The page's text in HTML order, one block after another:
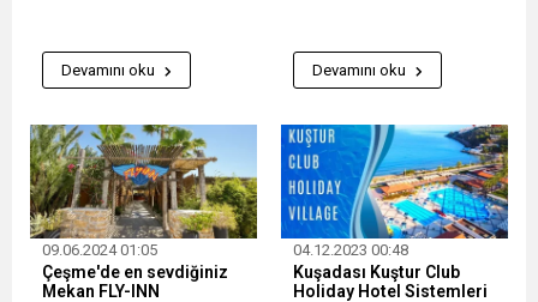
Devamını oku Devamını oku
09.06.2024 01:05
Çeşme'de en sevdiğiniz
Mekan FLY-INN
04.12.2023 00:48
Kuşadası Kuştur Club
Holiday Hotel Sistemleri